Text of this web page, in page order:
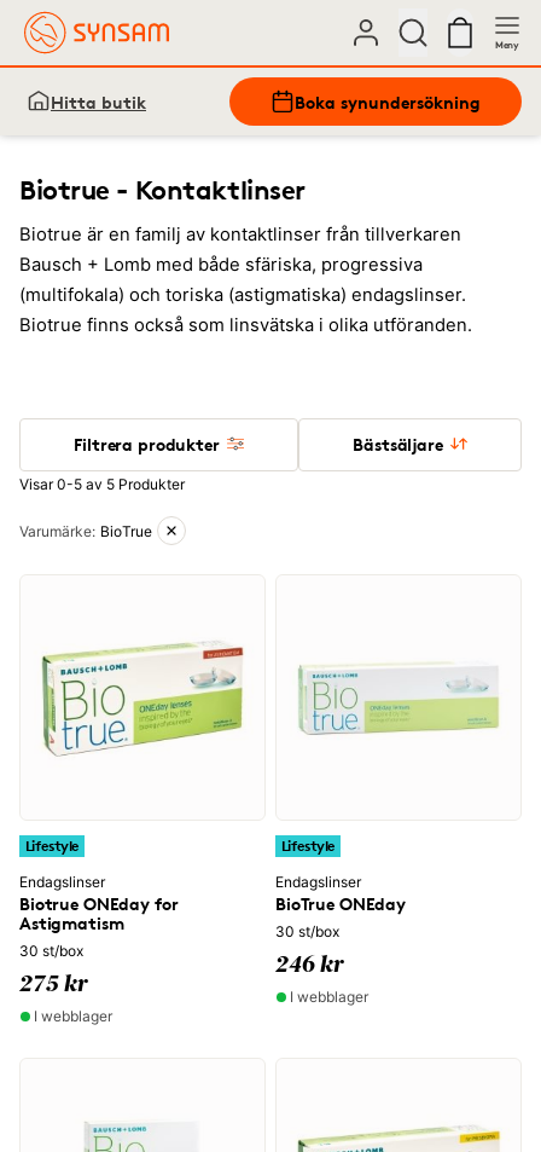
Meny
Hitta butik Boka synundersökning
Biotrue - Kontaktlinser
Biotrue är en familj av kontaktlinser från tillverkaren
Bausch + Lomb med både sfäriska, progressiva
(multifokala) och toriska (astigmatiska) endagslinser.
Biotrue finns också som linsvätska i olika utföranden.
Filtrera produkter Bästsäljare
Visar 0-5 av 5 Produkter
Aktiva filter
Varumärke: BioTrue
Lifestyle
Endagslinser
Biotrue ONEday for
Astigmatism
30 st/box
275 kr
I webblager
Lifestyle
Endagslinser
BioTrue ONEday
30 st/box
246 kr
I webblager